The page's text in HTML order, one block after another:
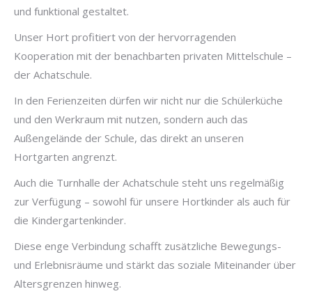
und funktional gestaltet.
Unser Hort profitiert von der hervorragenden
Kooperation mit der benachbarten privaten Mittelschule –
der Achatschule.
In den Ferienzeiten dürfen wir nicht nur die Schülerküche
und den Werkraum mit nutzen, sondern auch das
Außengelände der Schule, das direkt an unseren
Hortgarten angrenzt.
Auch die Turnhalle der Achatschule steht uns regelmäßig
zur Verfügung – sowohl für unsere Hortkinder als auch für
die Kindergartenkinder.
Diese enge Verbindung schafft zusätzliche Bewegungs-
und Erlebnisräume und stärkt das soziale Miteinander über
Altersgrenzen hinweg.